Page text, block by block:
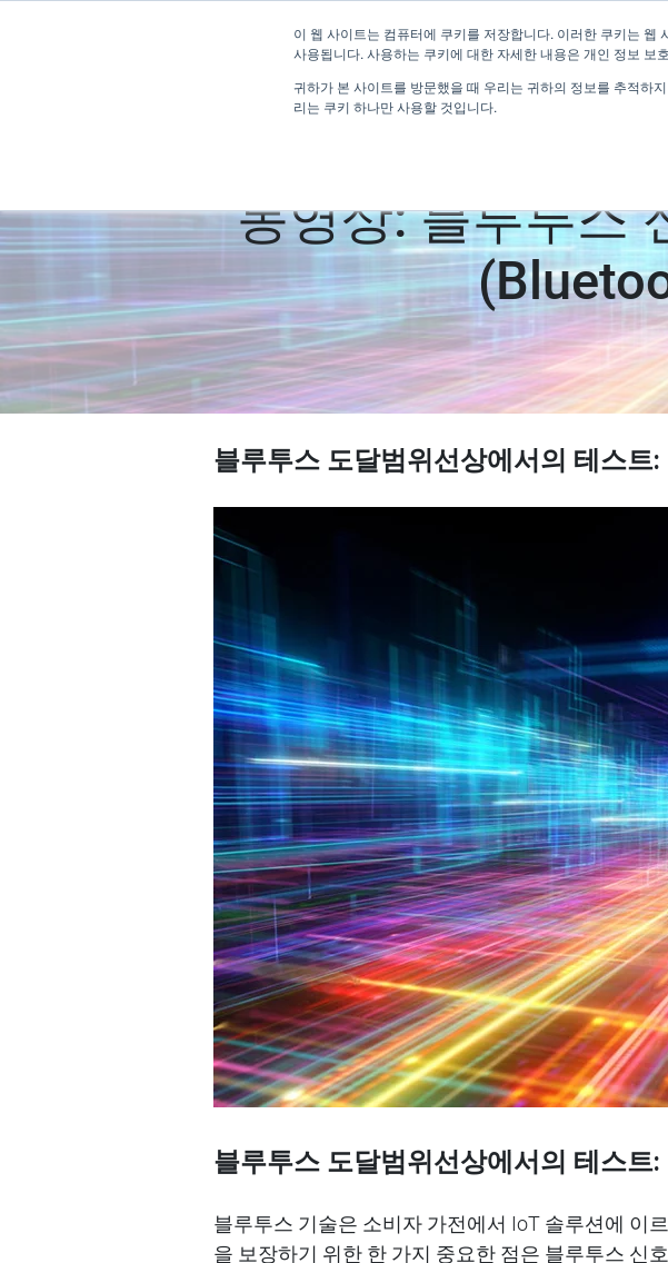
이 웹 사이트는 컴퓨터에 쿠키를 저장합니다. 이러한 쿠키는
사용됩니다. 사용하는 쿠키에 대한 자세한 내용은 개인 정보 보
귀하가 본 사이트를 방문했을 때 우리는 귀하의 정보를 추적하
리는 쿠키 하나만 사용할 것입니다.
홈 제품과 서비
동영상: 블루투스
블루투스 도달범위선상에서의 테스트:
블루투스 도달범위선상에서의 테스트:
블루투스 기술은 소비자 가전에서 IoT 솔루션에 이
을 보장하기 위한 한 가지 중요한 점은 블루투스 신